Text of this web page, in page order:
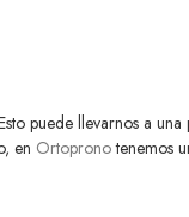
puede llevarnos a
en Ortopronotenemos